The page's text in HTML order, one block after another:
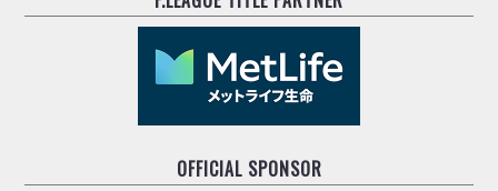
OFFICIAL SPONSOR